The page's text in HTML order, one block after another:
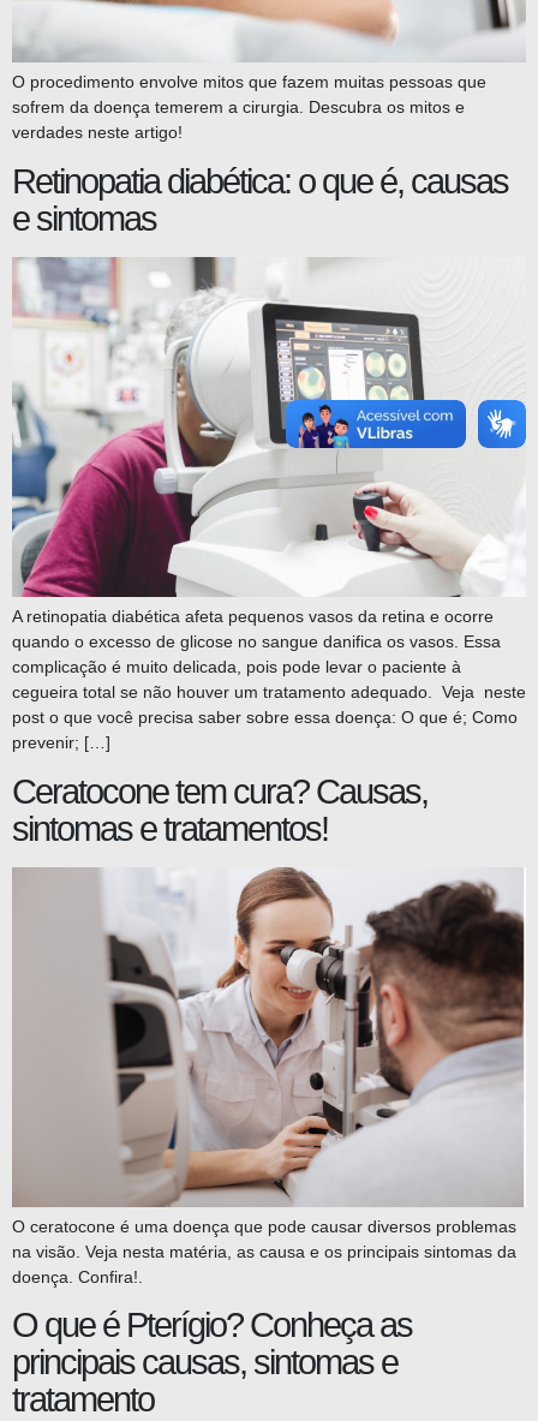
O procedimento envolve mitos que fazem muitas pessoas que
sofrem da doença temerem a cirurgia. Descubra os mitos e
verdades neste artigo!
Retinopatia diabética: o que é, causas
e sintomas
A retinopatia diabética afeta pequenos vasos da retina e ocorre
quando o excesso de glicose no sangue danifica os vasos. Essa
complicação é muito delicada, pois pode levar o paciente à
cegueira total se não houver um tratamento adequado. Veja neste
post o que você precisa saber sobre essa doença: O que é; Como
prevenir; […]
Ceratocone tem cura? Causas,
sintomas e tratamentos!
O ceratocone é uma doença que pode causar diversos problemas
na visão. Veja nesta matéria, as causa e os principais sintomas da
doença. Confira!.
O que é Pterígio? Conheça as
principais causas, sintomas e
tratamento